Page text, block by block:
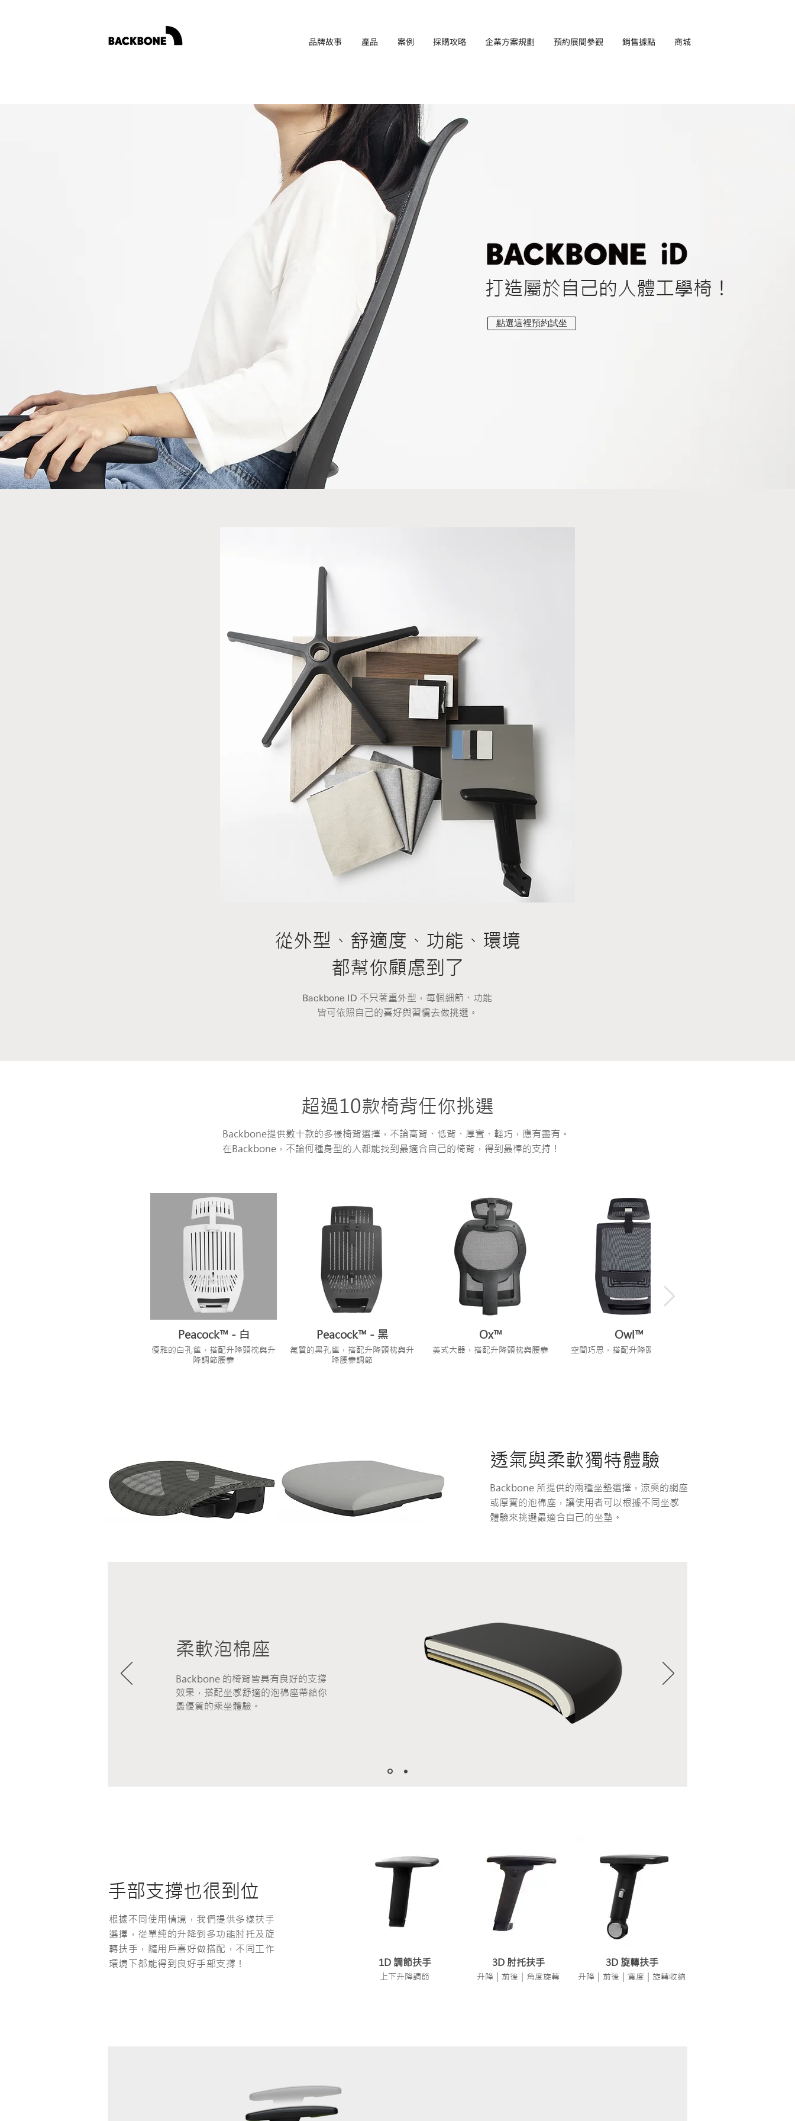
品牌故事 產品 案例 採購攻略 企業方案規劃 預約展間參觀 銷售據點 商城
​打造屬於自己的人體工學椅！
點選這裡預約試坐
從外型、舒適度、功能、環境
都幫你顧慮到了
Backbone ID 不只著重外型，每個細節、功能
皆可依照自己的喜好與習慣去做挑選。
​超過10款椅背任你挑選
Backbone提供數十款的多樣椅背選擇，不論高背、低背、厚實、輕巧，應有盡有。
在Backbone，不論何種身型的人都能找到最適合自己的椅背，得到最棒的支持！
Peacock™ - 白
優雅的白孔雀，搭配升降頭枕與升
降調節腰靠
Peacock™ - 黑
氣質的黑孔雀，搭配升降頭枕與升
降腰靠調節
Ox™
美式大器，搭配升降頭枕與腰靠
Owl™
空間巧思，搭配升降頭枕與腰靠
​透氣與柔軟獨特體驗
Backbone 所提供的兩種坐墊選擇，涼爽的網座
或厚實的泡棉座，讓使用者可以根據不同坐感
體驗來挑選最適合自己的坐墊。
柔軟泡棉座
Backbone ​ 的椅背皆具有良好的支撐
效果，搭配坐感舒適的泡棉座帶給你
最優質的乘坐體驗。
手部支撐​也很到位
根據不同使用情境，我們提供多樣扶手
選擇，從單純的升降到多功能肘托及旋
轉扶手，隨用戶喜好做搭配，不同工作
環境下都能得到良好手部支撐！
1D 調節扶手
上下升降調節
3D 肘托扶手
升降｜前後｜角度旋轉
3D 旋轉扶手
升降｜前後｜寬度｜旋轉收納